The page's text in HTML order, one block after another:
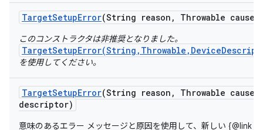
TargetSetupError(String reason , Throwable cause)
このコンストラクタは非推奨となりました。
を使用してください。
TargetSetupError(String reason , Throwable cause
descriptor)
意味のあるエラー メッセージと原因を使用して、新しい {@link